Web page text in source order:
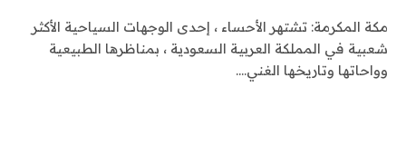
مكة المكرمة: تشتهر الأحساء ، إحدى الوجهات السياحية الأكثر
شعبية في المملكة العربية السعودية ، بمناظرها الطبيعية
وواحاتها وتاريخها الغني.…